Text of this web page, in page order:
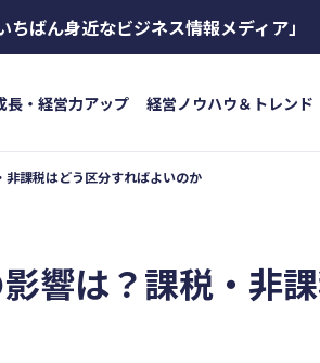
ちばん身近なビジネス情報メディア」
#インボイス #インボ
#資金調達
#DX #生
長・経営力アップ 経営ノウハウ＆トレンド
#クラブオフ
非課税はどう区分すればよいのか
響は？課税・非